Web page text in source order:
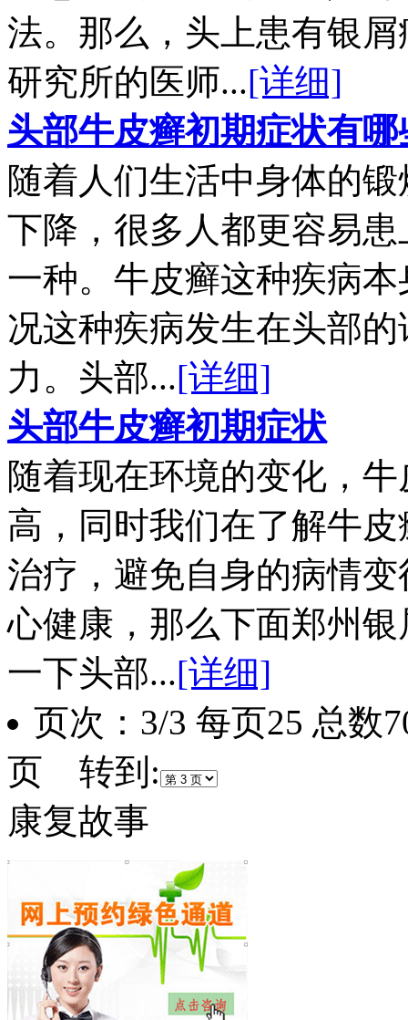
法。那么，头上患有银
研究所的医师...[详细]
头部牛皮癣初期症状有哪
随着人们生活中身体的
下降，很多人都更容易
一种。牛皮癣这种疾病
况这种疾病发生在头部
力。头部...[详细]
头部牛皮癣初期症状
随着现在环境的变化，
高，同时我们在了解牛
治疗，避免自身的病情
心健康，那么下面郑州
一下头部...[详细]
页次：3/3 每页25 总
页 转到:
康复故事